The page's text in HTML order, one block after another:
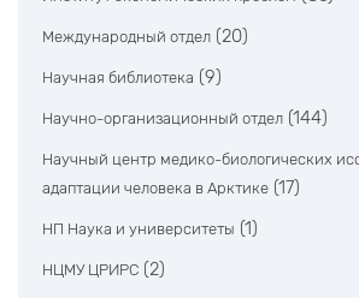
Международный отдел (20)
Научная библиотека (9)
Научно-организационный отдел (144)
Научный центр медико-биологических
адаптации человека в Арктике (17)
НП Наука и университеты (1)
НЦМУ ЦРИРС (2)